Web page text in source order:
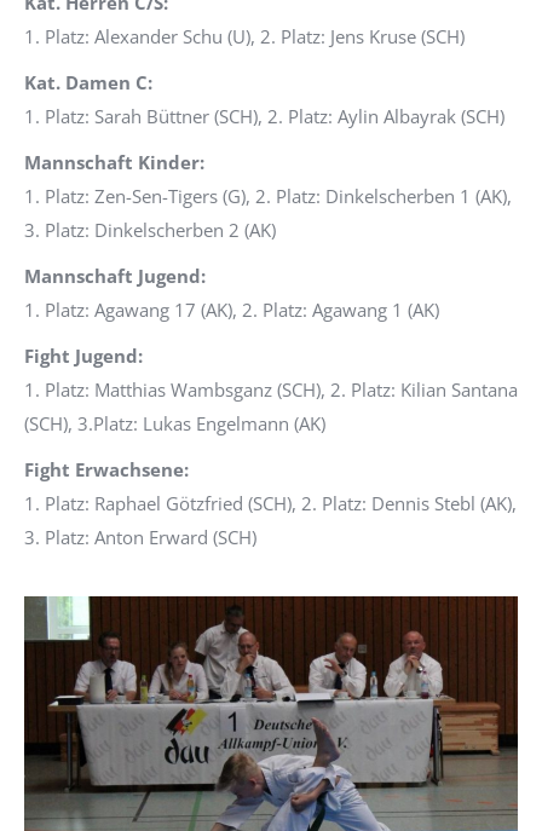
1. Platz: Alexander Schu (U), 2. Platz: Jens Kruse (SCH)
Kat. Damen C:
1. Platz: Sarah Büttner (SCH), 2. Platz: Aylin Albayrak (SCH)
Mannschaft Kinder:
1. Platz: Zen-Sen-Tigers (G), 2. Platz: Dinkelscherben 1 (AK),
3. Platz: Dinkelscherben 2 (AK)
Mannschaft Jugend:
1. Platz: Agawang 17 (AK), 2. Platz: Agawang 1 (AK)
Fight Jugend:
1. Platz: Matthias Wambsganz (SCH), 2. Platz: Kilian Santana
(SCH), 3.Platz: Lukas Engelmann (AK)
Fight Erwachsene:
1. Platz: Raphael Götzfried (SCH), 2. Platz: Dennis Stebl (AK),
3. Platz: Anton Erward (SCH)